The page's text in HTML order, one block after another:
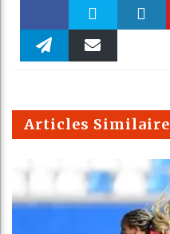
Faceboo Twitter
m
Articles